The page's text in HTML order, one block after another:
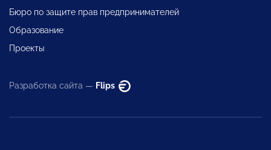
Бюро по защите прав предпринимателей
Образование
Проекты
Разработка сайта — Flips